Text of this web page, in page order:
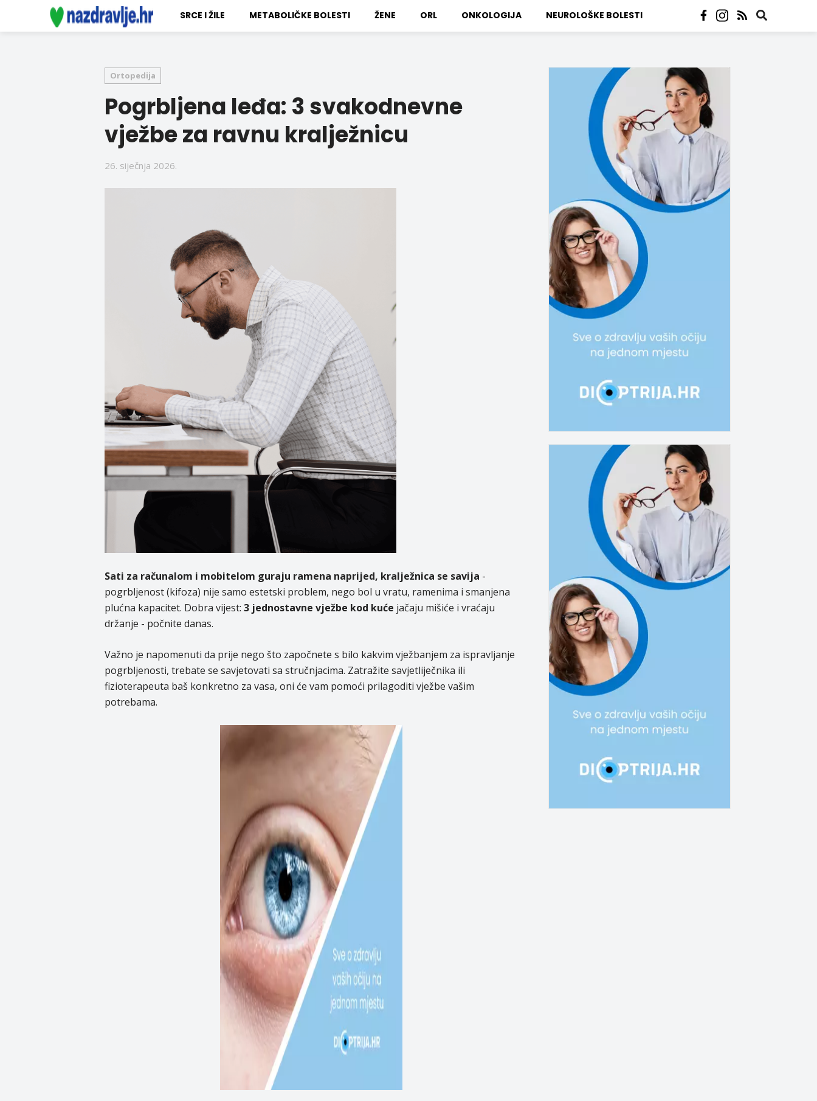
SRCE I ŽILE METABOLIČKE BOLESTI ŽENE ORL ONKOLOGIJA NEUROLOŠKE BOLESTI
Ortopedija
Pogrbljena leđa: 3 svakodnevne
vježbe za ravnu kralježnicu
26. siječnja 2026.
Sati za računalom i mobitelom guraju ramena naprijed, kralježnica se savija -
pogrbljenost (kifoza) nije samo estetski problem, nego bol u vratu, ramenima i smanjena
plućna kapacitet. Dobra vijest: 3 jednostavne vježbe kod kuće jačaju mišiće i vraćaju
držanje - počnite danas.
Važno je napomenuti da prije nego što započnete s bilo kakvim vježbanjem za ispravljanje
pogrbljenosti, trebate se savjetovati sa stručnjacima. Zatražite savjetliječnika ili
fizioterapeuta baš konkretno za vasa, oni će vam pomoći prilagoditi vježbe vašim
potrebama.